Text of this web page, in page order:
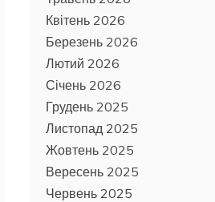
Квітень 2026
Березень 2026
Лютий 2026
Січень 2026
Грудень 2025
Листопад 2025
Жовтень 2025
Вересень 2025
Червень 2025